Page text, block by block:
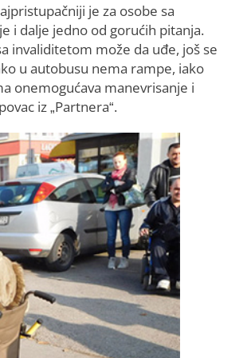
je za osobe sa
i dalje jedno od gorućih pitanja.
invaliditetom može da uđe, još se
u autobusu nema rampe, iako
onemogućava manevrisanje i
iz „Partnera“.